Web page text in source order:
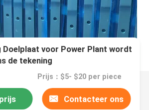
Doelplaat voor Power Plant wordt
de tekening
Prijs：$5- $20 per piece
Contacteer ons